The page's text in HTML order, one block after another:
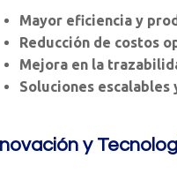
Mayor eficiencia y
Reducción de costos
Mejora en la
Soluciones escalables
y